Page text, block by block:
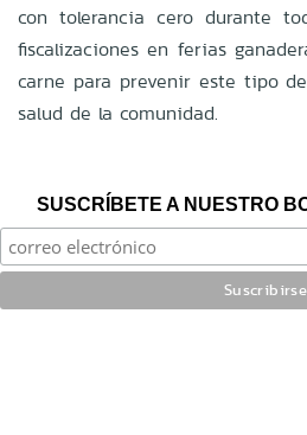
con tolerancia cero durante
fiscalizaciones en ferias
carne para prevenir este tipo
salud de la comunidad.
SUSCRÍBETE A NUESTRO